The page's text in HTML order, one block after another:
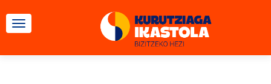
TOGGLE NAVIGATION